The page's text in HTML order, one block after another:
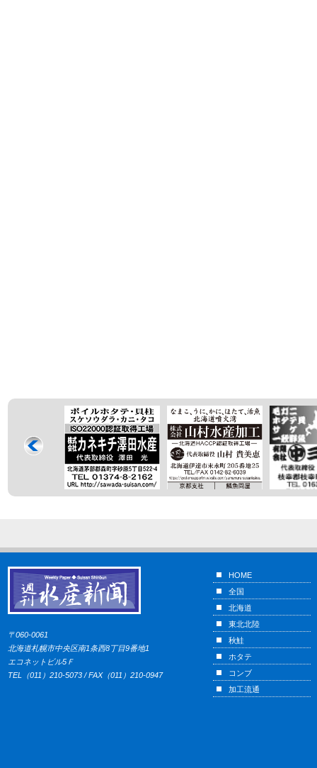
〒060-0061
北海道札幌市中央区南1条西8丁目9番地1
エコネットビル5Ｆ
TEL（011）210-5073 / FAX（011）210-0947
HOME
全国
北海道
東北北陸
秋鮭
ホタテ
コンブ
加工流通